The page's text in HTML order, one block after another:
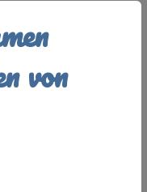
von